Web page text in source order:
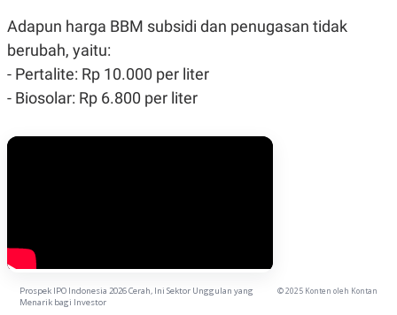
Adapun harga BBM subsidi dan penugasan tidak
berubah, yaitu:
- Pertalite: Rp 10.000 per liter
- Biosolar: Rp 6.800 per liter
Prospek IPO Indonesia 2026 Cerah, Ini Sektor Unggulan yang
Menarik bagi Investor
© 2025 Konten oleh Kontan